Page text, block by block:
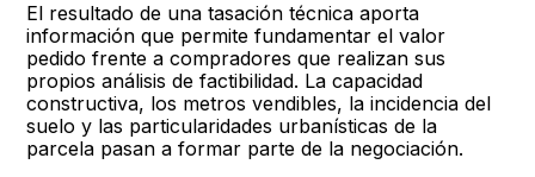
El resultado de una tasación técnica aporta
información que permite fundamentar el valor
pedido frente a compradores que realizan sus
propios análisis de factibilidad. La capacidad
constructiva, los metros vendibles, la incidencia del
suelo y las particularidades urbanísticas de la
parcela pasan a formar parte de la negociación.